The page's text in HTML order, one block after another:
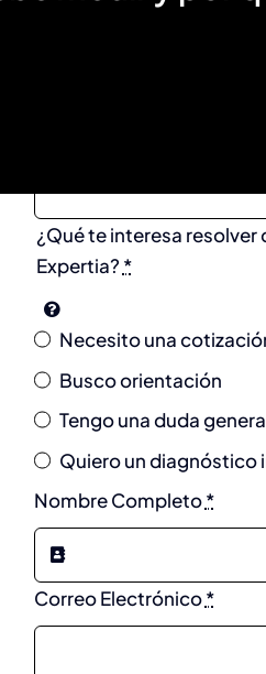
¿Qué te interesa resolver
Expertia? *
Necesito una
Busco orientación
Tengo una duda
Quiero un diagnóstico
Nombre Completo*
Correo Electrónico*